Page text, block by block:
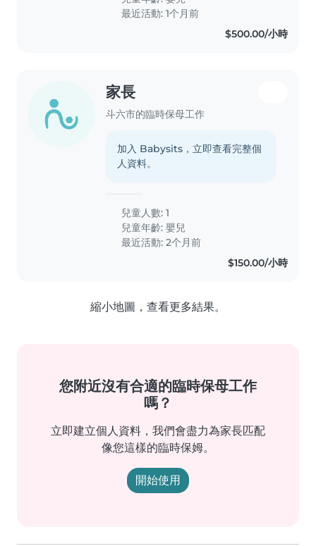
最近活動: 1个月前
$500.00/小時
家長
斗六市的臨時保母工作
加入 Babysits，立即查看完整個
人資料。
兒童人數: 1
兒童年齡:嬰兒
最近活動: 2个月前
$150.00/小時
縮小地圖，查看更多結果。
您附近沒有合適的臨時保母工作
嗎？
立即建立個人資料，我們會盡力為家長匹配
像您這樣的臨時保姆。
開始使用